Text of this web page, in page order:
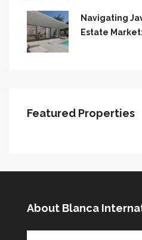
Navigating
Estate
Featured Properties
About Blanca